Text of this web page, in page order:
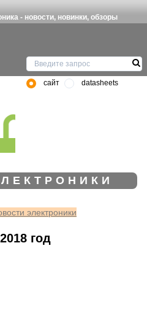
- новости, новинки, обзоры
сайт datasheets
электроники
год